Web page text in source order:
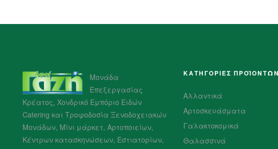
Μονάδα
Επεξεργασίας
Κρέατος, Χονδρικό Εμπόριο Ειδών
Catering και Τροφοδοσία Ξενοδοχειακών
Μονάδων, Μίνι μάρκετ, Αρτοποιείων,
Κέντρων κατασκηνώσεων, Εστιατορίων,
ΚΑΤΗΓΟΡΙΕΣ ΠΡΟΪΌΝΤΩΝ
Αλλαντικά
Αρτοσκευάσματα
Γαλακτοκομικά
Θαλασσινά